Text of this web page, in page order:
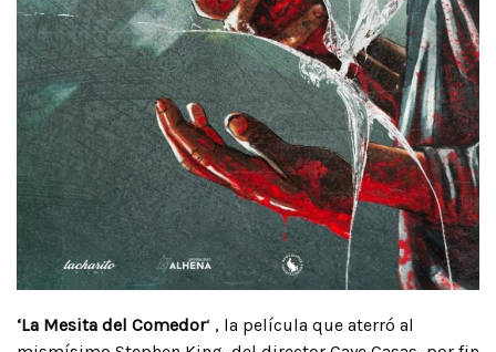
‘La Mesita del Comedor‘ , la película que aterró al